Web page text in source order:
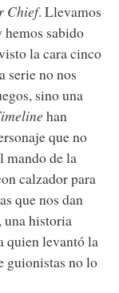
Chief. Llevamos
hemos sabido
la cara cinco
serie no nos
sino una
han
que no
mando de la
calzador para
que nos dan
, una historia
quien levantó la
guionistas no lo